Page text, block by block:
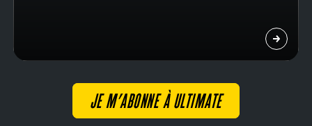
JE M’ABONNE À ULTIMATE